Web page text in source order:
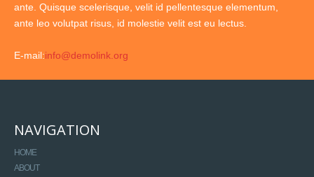
ante. Quisque scelerisque, velit id pellentesque elementum,
ante leo volutpat risus, id molestie velit est eu lectus.
E-mail:info@demolink.org
NAVIGATION
HOME
ABOUT